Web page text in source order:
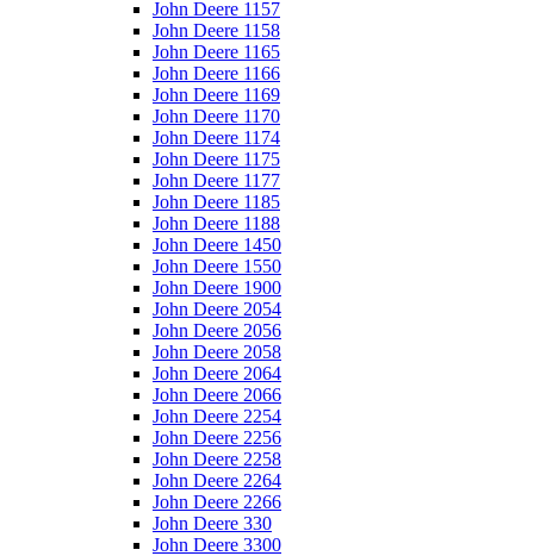
John Deere 1157
John Deere 1158
John Deere 1165
John Deere 1166
John Deere 1169
John Deere 1170
John Deere 1174
John Deere 1175
John Deere 1177
John Deere 1185
John Deere 1188
John Deere 1450
John Deere 1550
John Deere 1900
John Deere 2054
John Deere 2056
John Deere 2058
John Deere 2064
John Deere 2066
John Deere 2254
John Deere 2256
John Deere 2258
John Deere 2264
John Deere 2266
John Deere 330
John Deere 3300